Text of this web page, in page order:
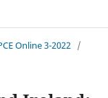
Online 3-2022 /